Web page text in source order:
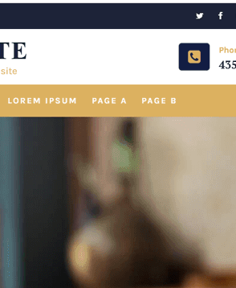
Προεπισκόπηση Λήψη
Τελευταία ενημέρωση
Ενεργές εγκαταστάσεις
Έκδοση WordPress
Έκδοση ΡΗΡ
Αρχική σελίδα θέματος